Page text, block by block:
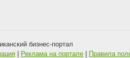
бизнес-портал
Реклама на портале Правила